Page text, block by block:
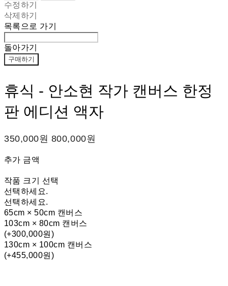
수정하기
삭제하기
목록으로 가기
돌아가기
구매하기
휴식 - 안소현 작가 캔버스 한정
판 에디션 액자
350,000원 800,000원
추가 금액
작품 크기 선택
선택하세요.
선택하세요.
65cm × 50cm 캔버스
103cm × 80cm 캔버스
(+300,000원)
130cm × 100cm 캔버스
(+455,000원)